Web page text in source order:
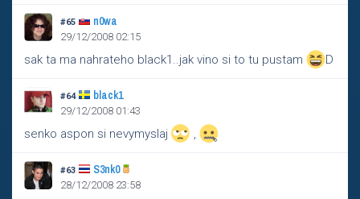
#65 n0wa
29/12/2008 02:15
sak ta ma nahrateho black1..jak vino si to tu pustam D
#64 black1
29/12/2008 01:43
senko aspon si nevymyslaj ,
#63 S3nk0
28/12/2008 23:58